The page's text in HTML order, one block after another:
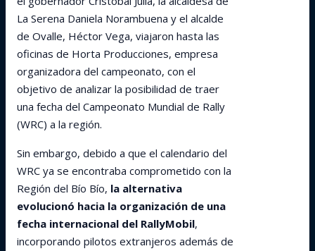
La Serena Daniela Norambuena y el alcalde
de Ovalle, Héctor Vega, viajaron hasta las
oficinas de Horta Producciones, empresa
organizadora del campeonato, con el
objetivo de analizar la posibilidad de traer
una fecha del Campeonato Mundial de Rally
(WRC) a la región.
Sin embargo, debido a que el calendario del
WRC ya se encontraba comprometido con la
Región del Bío Bío, la alternativa
evolucionó hacia la organización de una
fecha internacional del RallyMobil,
incorporando pilotos extranjeros además de